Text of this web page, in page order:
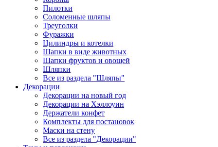
Пилотки
Соломенные шляпы
Треуголки
Фуражки
Цилиндры и котелки
Шапки в виде животных
Шапки фруктов и овощей
Шляпки
Все из раздела "Шляпы"
Декорации
Декорации на новый год
Декорации на Хэллоуин
Держатели конфет
Комплекты для постановок
Маски на стену
Все из раздела "Декорации"